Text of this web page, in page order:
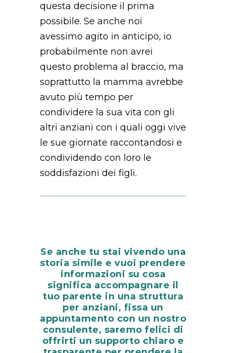
questa decisione il prima
possibile. Se anche noi
avessimo agito in anticipo, io
probabilmente non avrei
questo problema al braccio, ma
soprattutto la mamma avrebbe
avuto più tempo per
condividere la sua vita con gli
altri anziani con i quali oggi vive
le sue giornate raccontandosi e
condividendo con loro le
soddisfazioni dei figli.
Se anche tu stai vivendo una
storia simile e vuoi prendere
informazioni su cosa
significa accompagnare il
tuo parente in una struttura
per anziani, fissa un
appuntamento con un nostro
consulente, saremo felici di
offrirti un supporto chiaro e